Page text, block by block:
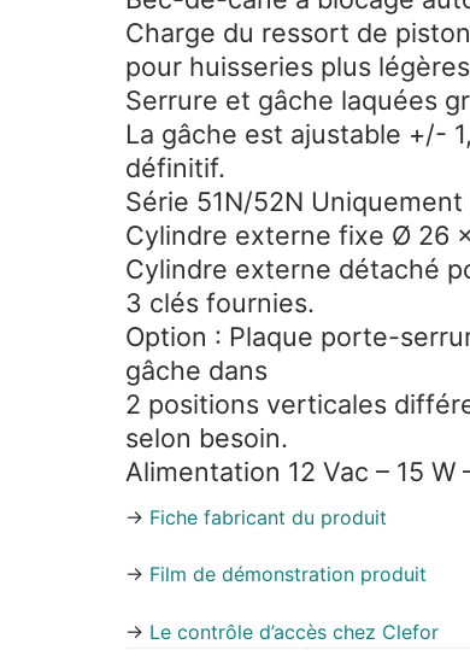
Charge du ressort de
pour huisseries plus
Serrure et gâche laquées
La gâche est ajustable +/-
définitif.
Série 51N/52N
Cylindre externe fixe Ø 26
Cylindre externe détaché
3 clés fournies.
Option : Plaque porte-
gâche dans
2 positions verticales
selon besoin.
Alimentation 12 Vac – 15 W
-> Fiche fabricant du produit
-> Film de démonstration produit
-> Le contrôle d’accès chez Clefor